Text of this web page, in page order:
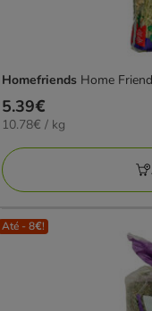
Homefriends Home
Preço
5.39€
5.39€
10.78€
KG
10.78€ / kg
Até - 8€!